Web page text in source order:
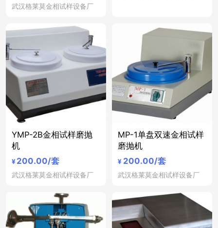
武汉格莱莫金相试样设备厂
YMP-2B金相试样磨抛
机
¥ 200.00/套
武汉格莱莫金相试样设备厂
MP-1单盘双速金相试样
磨抛机
¥ 200.00/套
武汉格莱莫金相试样设备厂